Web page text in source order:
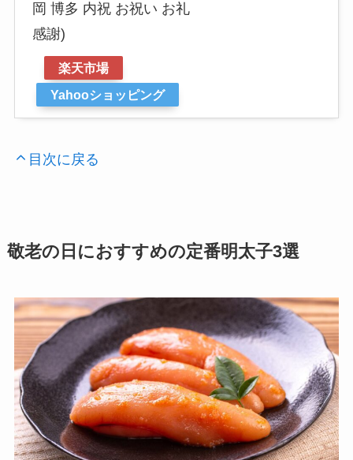
岡 博多 内祝 お祝い お礼
感謝)
楽天市場
Yahooショッピング
目次に戻る
敬老の日におすすめの定番明太子3選